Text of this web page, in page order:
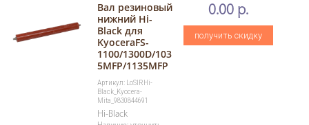
Вал резиновый
нижний Hi-
Black для
KyoceraFS-
1100/1300D/103
5MFP/1135MFP
Артикул: LoSlRHi-
Black_Kyocera-
Mita_9830844691
Hi-Black
0.00 р.
получить скидку